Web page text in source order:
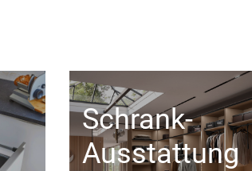
Schrank-
Ausstattung